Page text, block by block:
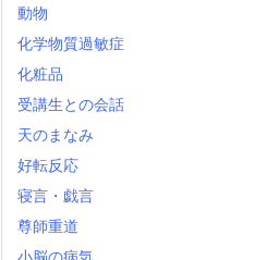
動物
化学物質過敏症
化粧品
受講生との会話
天のまなみ
好転反応
寝言・戯言
尊師重道